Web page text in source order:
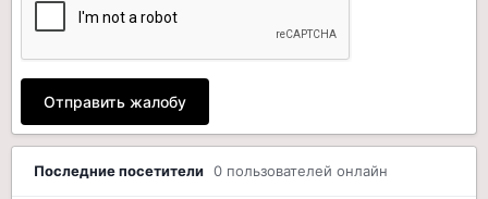
Отправить жалобу
Последние посетители 0 пользователей онлайн